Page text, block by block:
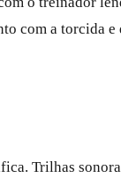
com a torcida
Trilhas